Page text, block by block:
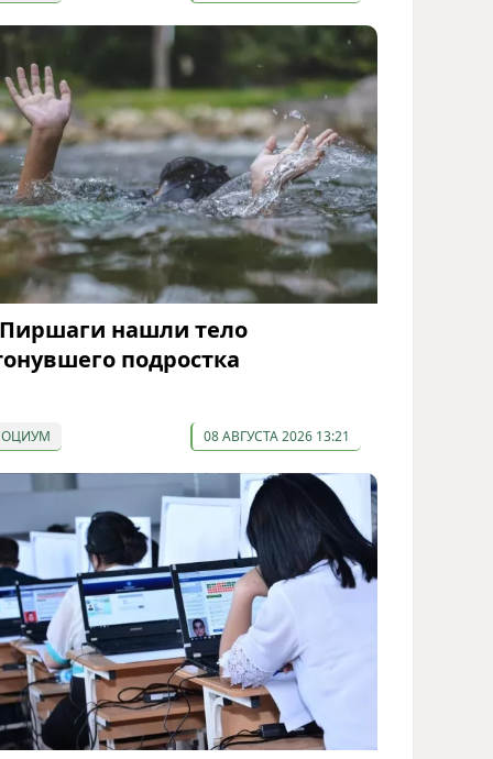
нашли тело
подростка
08 АВГУСТА 2026 13:21